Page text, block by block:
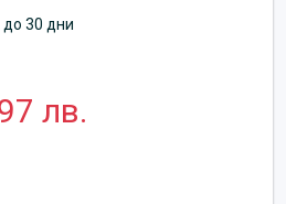
30 дни
лв.